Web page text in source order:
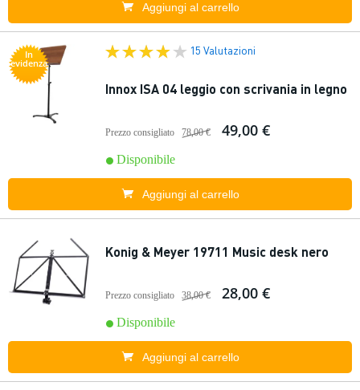
Aggiungi al carrello
In
evidenza
15 Valutazioni
Innox ISA 04 leggio con scrivania in legno
Prezzo consigliato 78,00 € 49,00 €
Disponibile
Aggiungi al carrello
Konig & Meyer 19711 Music desk nero
Prezzo consigliato 38,00 € 28,00 €
Disponibile
Aggiungi al carrello